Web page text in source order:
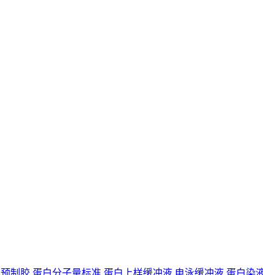
预制胶 蛋白分子量标准 蛋白上样缓冲液 电泳缓冲液 蛋白染